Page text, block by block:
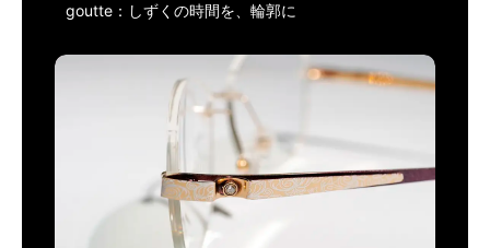
goutte：しずくの時間を、輪郭に